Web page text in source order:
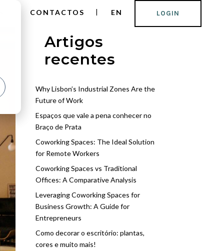
LOGIN
CONTACTOS EN
Artigos
recentes
Why Lisbon’s Industrial Zones Are the
Future of Work
Espaços que vale a pena conhecer no
Braço de Prata
Coworking Spaces: The Ideal Solution
for Remote Workers
Coworking Spaces vs Traditional
Offices: A Comparative Analysis
Leveraging Coworking Spaces for
Business Growth: A Guide for
Entrepreneurs
Como decorar o escritório: plantas,
cores e muito mais!